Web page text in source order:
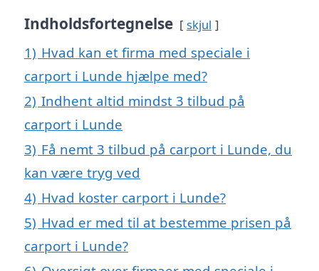
Indholdsfortegnelse skjul
1) Hvad kan et firma med speciale i
carport i Lunde hjælpe med?
2) Indhent altid mindst 3 tilbud på
carport i Lunde
3) Få nemt 3 tilbud på carport i Lunde, du
kan være tryg ved
4) Hvad koster carport i Lunde?
5) Hvad er med til at bestemme prisen på
carport i Lunde?